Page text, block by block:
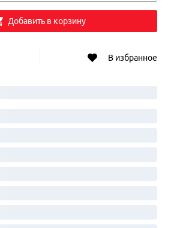
Добавить в корзину
В избранное